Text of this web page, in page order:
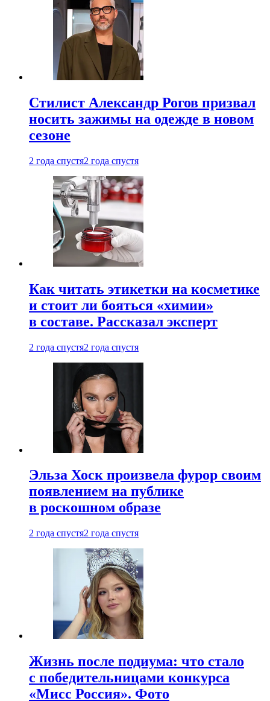
Стилист Александр Рогов призвал
носить зажимы на одежде в новом
сезоне
2 года спустя2 года спустя
Как читать этикетки на косметике
и стоит ли бояться «химии»
в составе. Рассказал эксперт
2 года спустя2 года спустя
Эльза Хоск произвела фурор своим
появлением на публике
в роскошном образе
2 года спустя2 года спустя
Жизнь после подиума: что стало
с победительницами конкурса
«Мисс Россия». Фото